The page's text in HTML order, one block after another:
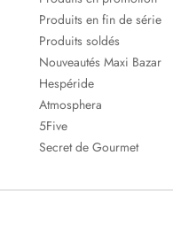
Produits en fin de série
Produits soldés
Nouveautés Maxi Bazar
Hespéride
Atmosphera
5Five
Secret de Gourmet